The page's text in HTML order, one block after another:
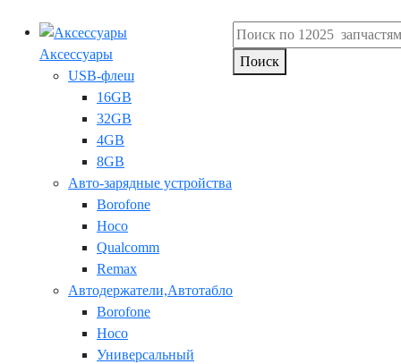
Аксессуары
USB-флеш
16GB
32GB
4GB
8GB
Авто-зарядные устройства
Borofone
Hoco
Qualcomm
Remax
Автодержатели,Автотабло
Borofone
Hoco
Универсальный
Поиск